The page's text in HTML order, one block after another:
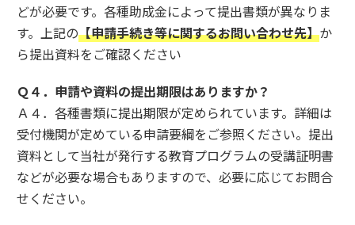
どが必要です。各種助成金によって提出書類が異なりま
す。上記の【申請手続き等に関するお問い合わせ先】か
ら提出資料をご確認ください
Ｑ４．申請や資料の提出期限はありますか？
Ａ４．各種書類に提出期限が定められています。詳細は
受付機関が定めている申請要綱をご参照ください。提出
資料として当社が発行する教育プログラムの受講証明書
などが必要な場合もありますので、必要に応じてお問合
せください。